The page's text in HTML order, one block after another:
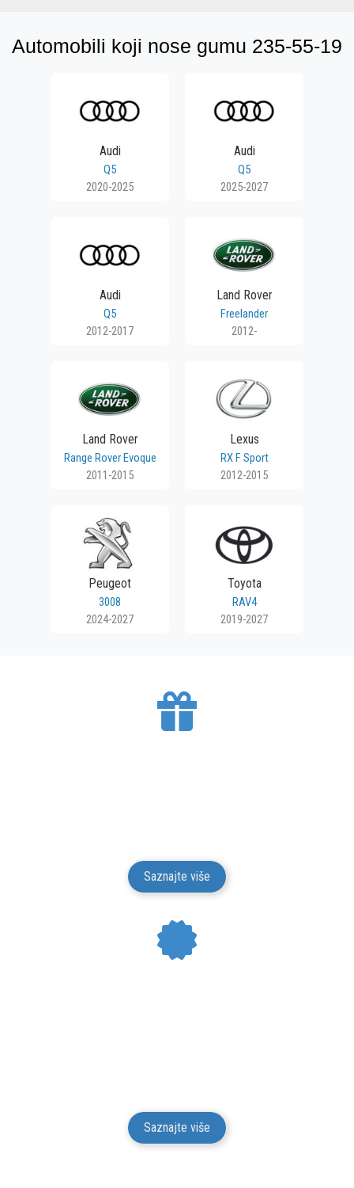
Automobili koji nose gumu 235-55-19
Audi
Q5
2020-2025
Audi
Q5
2025-2027
Audi
Q5
2012-2017
Land Rover
Freelander
2012-
Land Rover
Range Rover Evoque
2011-2015
Lexus
RX F Sport
2012-2015
Peugeot
3008
2024-2027
Toyota
RAV4
2019-2027
Saznajte više
Saznajte više